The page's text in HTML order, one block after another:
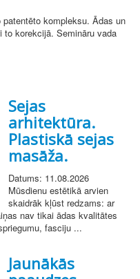
kompleksu. Ādas un
korekcijā. Semināru vada
Sejas
arhitektūra.
Plastiskā sejas
masāža.
Datums: 11.08.2026
Mūsdienu estētikā arvien
skaidrāk kļūst redzams: ar
nav tikai ādas kvalitātes
fasciju ...
Jaunākās